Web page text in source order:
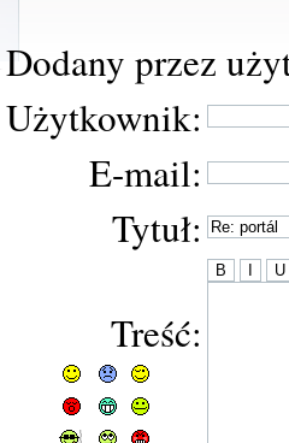
Dodany przez
Użytkownik:
E-mail:
Tytuł:
Treść: